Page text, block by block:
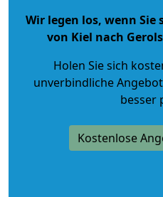
Wir legen los, wenn
von Kiel nach
Holen Sie sich
unverbindliche
besser
Kostenlose